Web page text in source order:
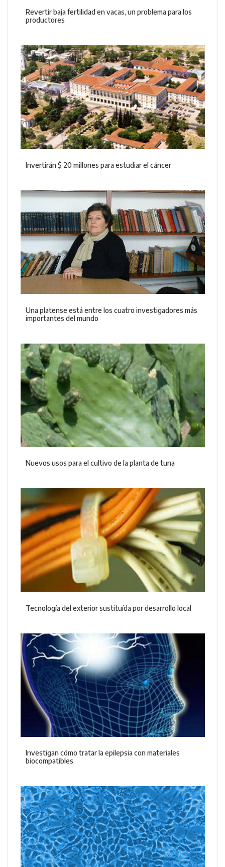
Revertir baja fertilidad en vacas, un problema para los
productores
Invertirán $ 20 millones para estudiar el cáncer
Una platense está entre los cuatro investigadores más
importantes del mundo
Nuevos usos para el cultivo de la planta de tuna
Tecnología del exterior sustituída por desarrollo local
Investigan cómo tratar la epilepsia con materiales
biocompatibles